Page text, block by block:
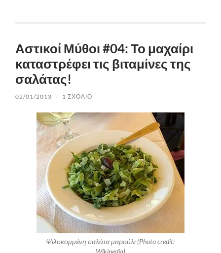
Αστικοί Μύθοι #04: Το μαχαίρι
καταστρέφει τις βιταμίνες της
σαλάτας!
02/01/2013 / 1 ΣΧΌΛΙΟ
Ψιλοκομμένη σαλάτα μαρούλι (Photo credit: